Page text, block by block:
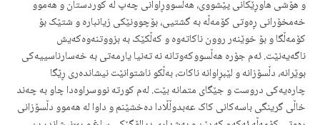
و هۆشی هاوڕێکانی پێشووی، هەڵسووڕاوانی چەپ لە کوردستان و هەموو
خەمخۆرانی ڕەوتی کۆمەڵە بە گشتیی، بۆچوونێکی زیانبارە و شتێک بۆ
کۆمەڵگا و بۆ خوێنەر روون ناکاتەوە و کەڵکێک بە بزووتنەوەکەیش
ناگەیەنێت. ئەم جۆرە هەڵسووکەوتانە نە تەنیا یارمەتی بە خەسارناسییەکی
بوێرانە، دڵسۆزانە و لێبڕاوانە ناکات، بەڵکو ناشتوانێت نیشاندەری ڕێگا
چارەیەکی دروست و جێگای متمانە بێت. لەم کورتە نووسراوەدا چاو بە چەند
خاڵی گرینگی باسەکانی کاک عەبدوڵڵادا دەخشێنم و داوا لە هەموو دڵسۆزانی